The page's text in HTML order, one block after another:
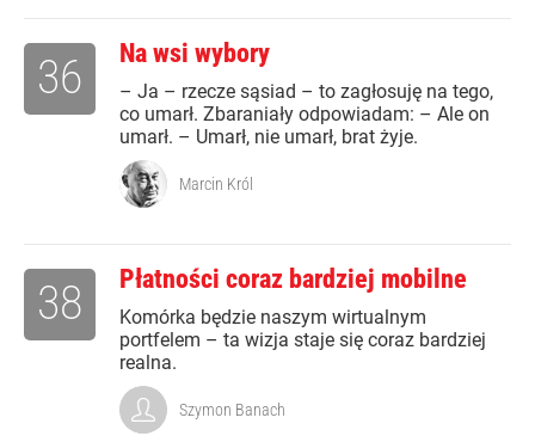
Na wsi wybory
– Ja – rzecze sąsiad – to zagłosuję na tego,
co umarł. Zbaraniały odpowiadam: – Ale on
umarł. – Umarł, nie umarł, brat żyje.
36
Marcin Król
Płatności coraz bardziej mobilne
Komórka będzie naszym wirtualnym
portfelem – ta wizja staje się coraz bardziej
realna.
38
Szymon Banach